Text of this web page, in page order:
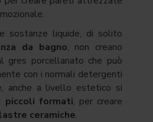
le sostanze liquide, di solito
da bagno, non creano
gres porcellanato che può
con i normali detergenti
anche a livello estetico si
piccoli formati, per creare
ceramiche.